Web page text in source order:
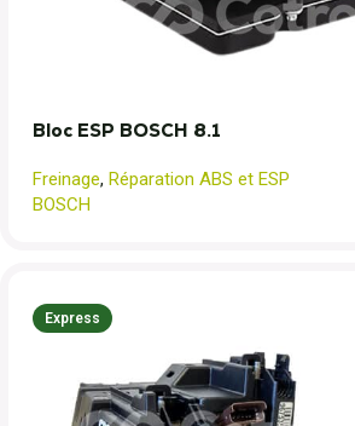
Bloc ESP BOSCH 8.1
Freinage, Réparation ABS et ESP
BOSCH
Express